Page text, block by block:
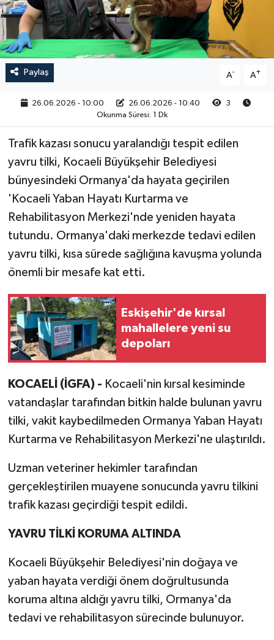
Paylaş A- A+
26.06.2026 - 10:00 26.06.2026 - 10:40
3
Okunma Süresi: 1 Dk
Trafik kazası sonucu yaralandığı tespit edilen
yavru tilki, Kocaeli Büyükşehir Belediyesi
bünyesindeki Ormanya'da hayata geçirilen
'Kocaeli Yaban Hayatı Kurtarma ve
Rehabilitasyon Merkezi'nde yeniden hayata
tutundu. Ormanya'daki merkezde tedavi edilen
yavru tilki, kısa sürede sağlığına kavuşma yolunda
önemli bir mesafe kat etti.
Eskişehir'de kırsal
mahallelere yeni su
depoları
KOCAELİ (İGFA) - Kocaeli'nin kırsal kesiminde
vatandaşlar tarafından bitkin halde bulunan yavru
tilki, vakit kaybedilmeden Ormanya Yaban Hayatı
Kurtarma ve Rehabilitasyon Merkezi'ne ulaştırıldı.
Uzman veteriner hekimler tarafından
gerçekleştirilen muayene sonucunda yavru tilkini
trafik kazası geçirdiği tespit edildi.
YAVRU TİLKİ KORUMA ALTINDA
Kocaeli Büyükşehir Belediyesi'nin doğaya ve
yaban hayata verdiği önem doğrultusunda
koruma altına aldığı yavru tilki, Ormanya'da
tedavi ve rehabilitasyon sürecinde bulunuyor.
RESMİ İLAN